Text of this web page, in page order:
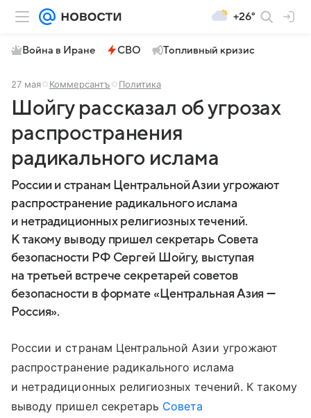
+26°
Война в Иране СВО Топливный кризис
27 мая Коммерсантъ Политика
Шойгу рассказал об угрозах
распространения
радикального ислама
России и странам Центральной Азии угрожают
распространение радикального ислама
и нетрадиционных религиозных течений.
К такому выводу пришел секретарь Совета
безопасности РФ Сергей Шойгу, выступая
на третьей встрече секретарей советов
безопасности в формате «Центральная Азия —
Россия».
России и странам Центральной Азии угрожают
распространение радикального ислама
и нетрадиционных религиозных течений. К такому
выводу пришел секретарь Совета